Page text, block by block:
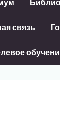
связь